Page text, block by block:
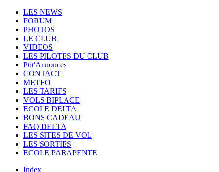
LES NEWS
FORUM
PHOTOS
LE CLUB
VIDEOS
LES PILOTES DU CLUB
Ptit'Annonces
CONTACT
METEO
LES TARIFS
VOLS BIPLACE
ECOLE DELTA
BONS CADEAU
FAQ DELTA
LES SITES DE VOL
LES SORTIES
ECOLE PARAPENTE
Index